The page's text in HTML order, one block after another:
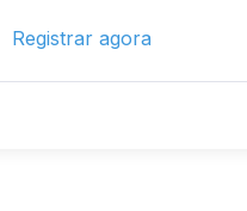
Registrar agora